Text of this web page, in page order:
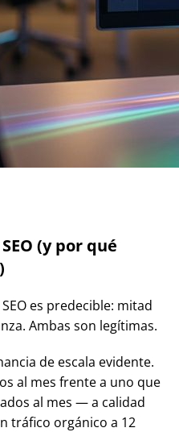
(y por qué
es predecible: mitad
Ambas son legítimas.
de escala evidente.
al mes frente a uno que
al mes — a calidad
tráfico orgánico a 12